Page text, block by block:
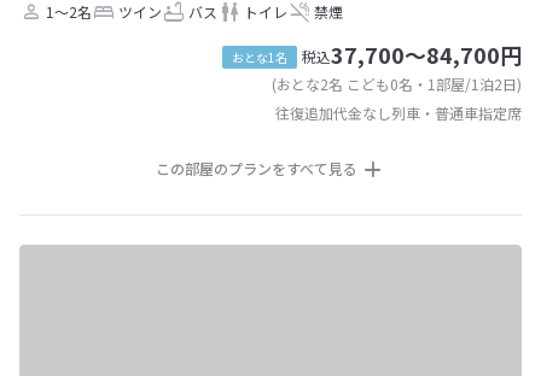
1～2名 ツイン バス トイレ 禁煙
おとな1名 税込37,700～84,700円
(おとな2名 こども0名・1部屋/1泊2日)
往復追加代金なし列車・普通車指定席
この部屋のプランをすべて見る